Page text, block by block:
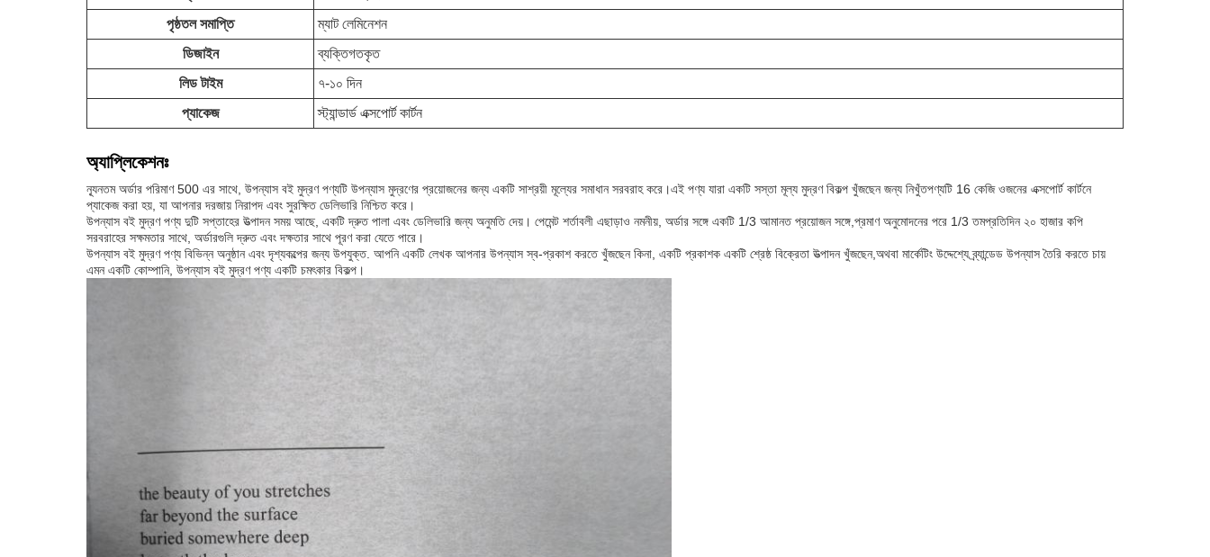
পৃষ্ঠতল সমাপ্তি
ম্যাট লেমিনেশন
ডিজাইন
ব্যক্তিগতকৃত
লিড টাইম
৭-১০ দিন
প্যাকেজ
স্ট্যান্ডার্ড এক্সপোর্ট কার্টন
অ্যাপ্লিকেশনঃ
ন্যূনতম অর্ডার পরিমাণ 500 এর সাথে, উপন্যাস বই মুদ্রণ পণ্যটি উপন্যাস মুদ্রণের প্রয়োজনের জন্য একটি সাশ্রয়ী মূল্যের সমাধান সরবরাহ করে।এই পণ্য যারা একটি সস্তা মূল্য মুদ্রণ বিকল্প খুঁজছেন জন্য নিখুঁতপণ্যটি 16 কেজি ওজনের এক্সপোর্ট কার্টনে
প্যাকেজ করা হয়, যা আপনার দরজায় নিরাপদ এবং সুরক্ষিত ডেলিভারি নিশ্চিত করে।
উপন্যাস বই মুদ্রণ পণ্য দুটি সপ্তাহের উত্পাদন সময় আছে, একটি দ্রুত পালা এবং ডেলিভারি জন্য অনুমতি দেয়। পেমেন্ট শর্তাবলী এছাড়াও নমনীয়, অর্ডার সঙ্গে একটি 1/3 আমানত প্রয়োজন সঙ্গে,প্রমাণ অনুমোদনের পরে 1/3 তমপ্রতিদিন ২০ হাজার কপি
সরবরাহের সক্ষমতার সাথে, অর্ডারগুলি দ্রুত এবং দক্ষতার সাথে পূরণ করা যেতে পারে।
উপন্যাস বই মুদ্রণ পণ্য বিভিন্ন অনুষ্ঠান এবং দৃশ্যকল্পের জন্য উপযুক্ত. আপনি একটি লেখক আপনার উপন্যাস স্ব-প্রকাশ করতে খুঁজছেন কিনা, একটি প্রকাশক একটি শ্রেষ্ঠ বিক্রেতা উত্পাদন খুঁজছেন,অথবা মার্কেটিং উদ্দেশ্যে ব্র্যান্ডেড উপন্যাস তৈরি করতে চায়
এমন একটি কোম্পানি, উপন্যাস বই মুদ্রণ পণ্য একটি চমৎকার বিকল্প।